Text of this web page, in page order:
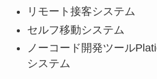
リモート接客システム
セルフ移動システム
ノーコード開発ツール
システム